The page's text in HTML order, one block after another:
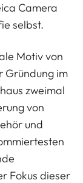
Camera
selbst.
Motiv von
Gründung im
zweimal
von
und
Fokus dieser